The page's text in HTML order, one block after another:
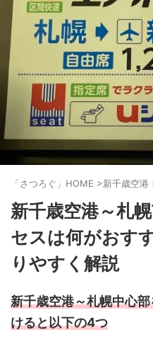
「さつろぐ」HOME >新千歳空港
新千歳空港～札
セスは何がおす
りやすく解説
新千歳空港～札幌中心
けると以下の4つ